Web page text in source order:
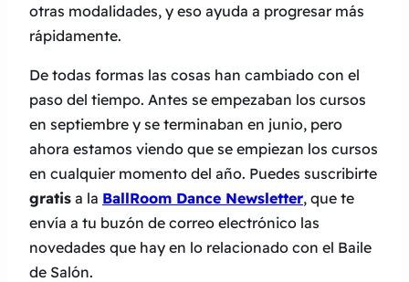
otras modalidades, y eso ayuda a progresar más
rápidamente.
De todas formas las cosas han cambiado con el
paso del tiempo. Antes se empezaban los cursos
en septiembre y se terminaban en junio, pero
ahora estamos viendo que se empiezan los cursos
en cualquier momento del año. Puedes suscribirte
gratis a la BallRoom Dance Newsletter, que te
envía a tu buzón de correo electrónico las
novedades que hay en lo relacionado con el Baile
de Salón.